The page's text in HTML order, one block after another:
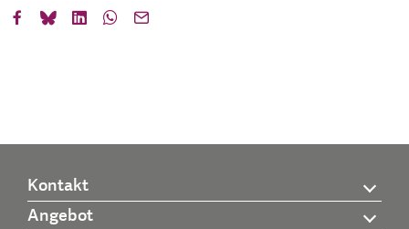
Kontakt
Angebot